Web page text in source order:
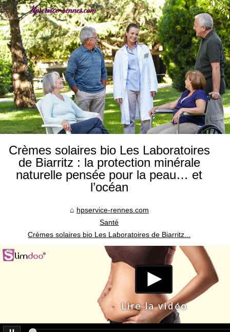
Crèmes solaires bio Les Laboratoires
de Biarritz : la protection minérale
naturelle pensée pour la peau… et
l’océan
hpservice-rennes.com
Santé
Crèmes solaires bio Les Laboratoires de Biarritz...